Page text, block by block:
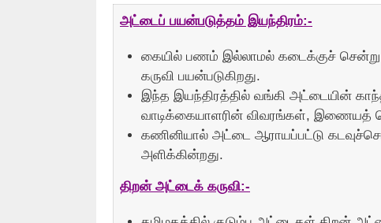
அட்டைப் பயன்படுத்தம் இயந்திரம்:-
கையில் பணம் இல்லாமல் கடைக்குச் சென்று
கருவி பயன்படுகிறது.
இந்த இயந்திரத்தில் வங்கி அட்டையின்
வாடிக்கையாளரின் விவரங்கள், இணையத்
கணினியால் அட்டை ஆராயப்பட்டு
அளிக்கின்றது.
திறன் அட்டைக் கருவி:-